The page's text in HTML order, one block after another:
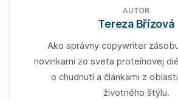
AUTOR
Tereza Břízová
Ako správny copywriter
novinkami zo sveta proteínovej
o chudnutí a článkami z
životného štýlu.